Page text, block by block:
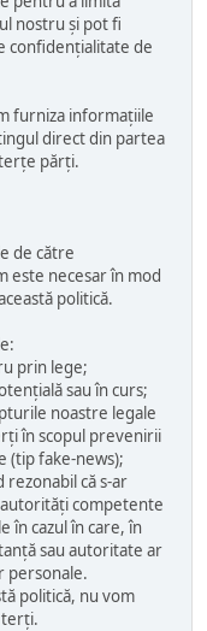
nostru și pot fi
confidențialitate de
furniza informațiile
direct din partea
părți.
de către
este necesar în mod
politică.
prin lege;
sau în curs;
noastre legale
în scopul prevenirii
(tip fake-news);
că s-ar
competente
în cazul în care, în
sau autoritate ar
personale.
politică, nu vom
terți.